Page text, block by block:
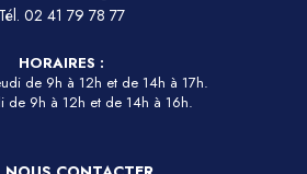
Tél. 02 41 79 78 77
HORAIRES :
de 9h à 12h et de 14h à 17h.
de 9h à 12h et de 14h à 16h.